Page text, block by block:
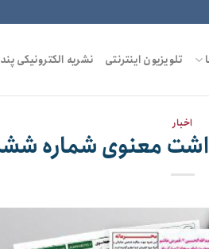
تلویزیون اینترنتی نشریه الکترونیکی
اخبار
معنوی شماره